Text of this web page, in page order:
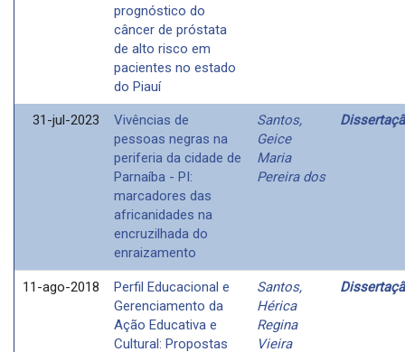
prognóstico do
câncer de próstata
de alto risco em
pacientes no estado
do Piauí
31-jul-2023
Vivências de
pessoas negras na
periferia da cidade de
Parnaíba - PI:
marcadores das
africanidades na
encruzilhada do
enraizamento
Santos,
Geice
Maria
Pereira dos
11-ago-2018
Perfil Educacional e
Gerenciamento da
Ação Educativa e
Cultural: Propostas
Santos,
Hérica
Regina
Vieira